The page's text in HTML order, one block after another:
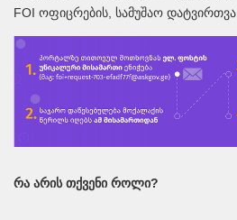
FOI ოფიცრების, სამუშაო დატვირთვა.
რა არის თქვენი როლი?